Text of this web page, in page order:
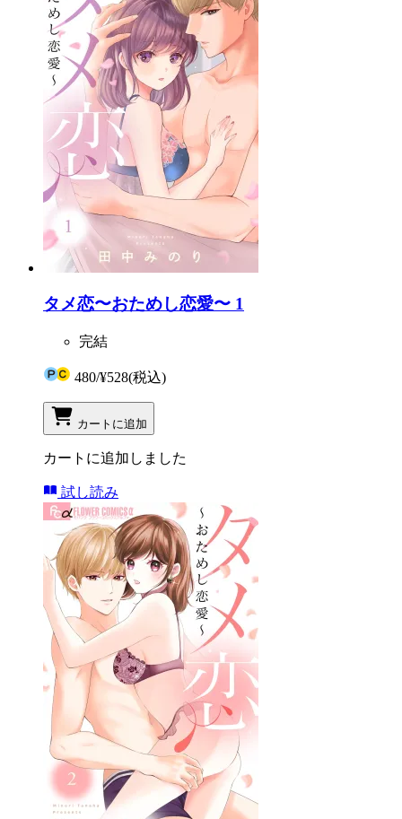
タメ恋〜おためし恋愛〜 1
完結
480/¥528(税込)
カートに追加
カートに追加しました
試し読み